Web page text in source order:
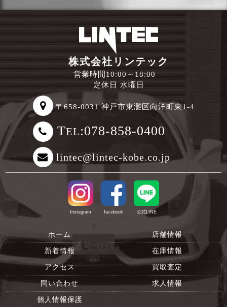
株式会社リンテック
営業時間10:00～18:00
定休日 水曜日
〒658-0031 神戸市東灘区向洋町東1-4
TEL:078-858-0400
lintec@lintec-kobe.co.jp
Instagram facebook 公式LINE
ホーム 店舗情報
新着情報 在庫情報
アクセス 買取査定
問い合わせ 求人情報
個人情報保護